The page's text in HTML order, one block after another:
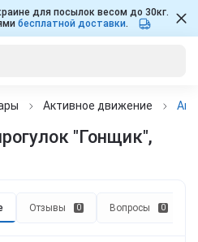
для посылок весом до 30кг.
бесплатной доставки.
Активное движение
"Гонщик",
Отзывы 0 Вопросы 0